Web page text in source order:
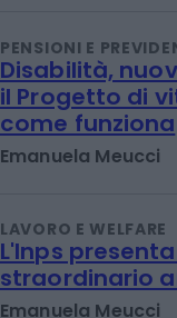
PENSIONI E
Disabilità,
il Progetto di
come funziona
Emanuela Meucci
LAVORO E WELFARE
L'Inps
straordinario
Emanuela Meucci